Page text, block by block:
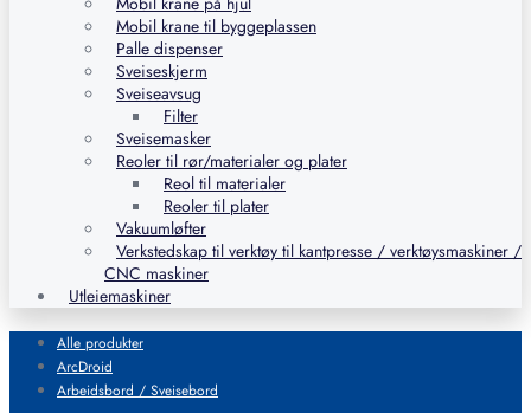
Mobil krane til byggeplassen
Palle dispenser
Sveiseskjerm
Sveiseavsug
Filter
Sveisemasker
Reoler til rør/materialer og plater
Reol til materialer
Reoler til plater
Vakuumløfter
Verkstedskap til verktøy til kantpresse / verktøysmaskiner /
CNC maskiner
Utleiemaskiner
Alle produkter
ArcDroid
Arbeidsbord / Sveisebord